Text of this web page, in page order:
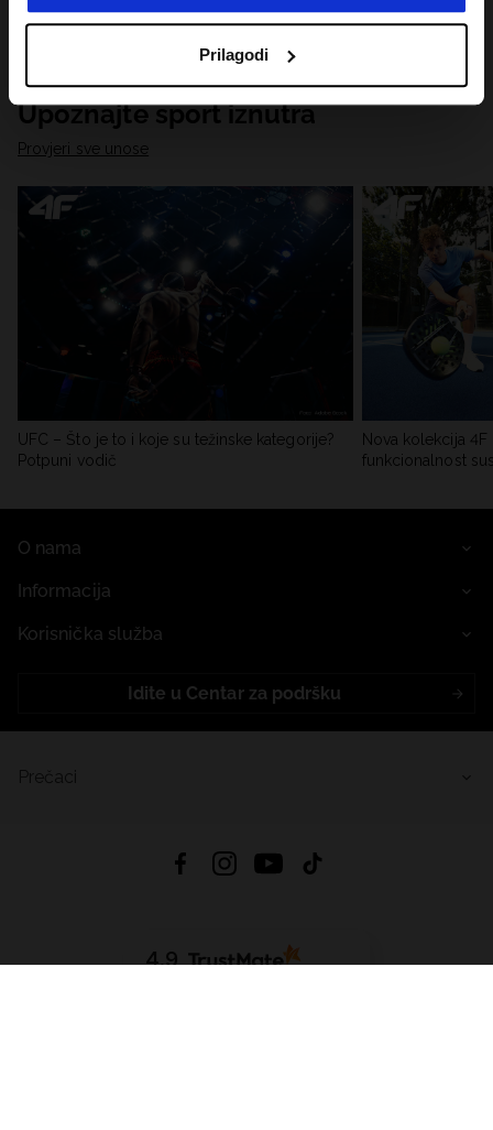
Prilagodi
Upoznajte sport iznutra
Provjeri sve unose
UFC – Što je to i koje su težinske kategorije?
Potpuni vodič
Nova kolekcija
funkcionalnost
O nama
Informacija
Korisnička služba
Idite u Centar za podršku
4.9